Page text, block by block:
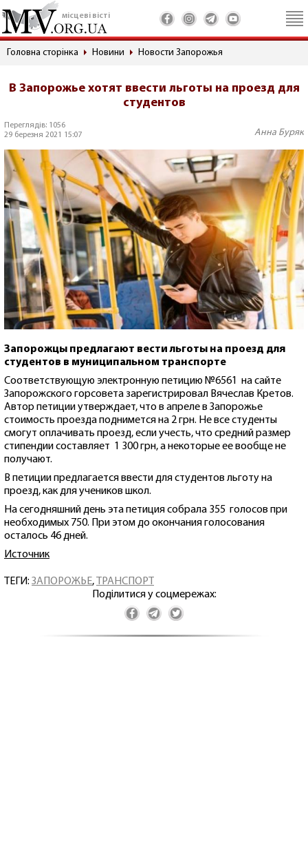
місцеві вісті
Головна сторінка Новини Новости Запорожья
В Запорожье хотят ввести льготы на проезд для
студентов
Переглядів: 1056
29 березня 2021 15:07
Анна Буряк
Запорожцы предлагают вести льготы на проезд для
студентов в муниципальном транспорте
Соответствующую электронную петицию №6561 на сайте
Запорожского горсовета зарегистрировал Вячеслав Кретов.
Автор петиции утверждает, что в апреле в Запорожье
стоимость проезда поднимется на 2 грн. Не все студенты
смогут оплачивать проезд, если учесть, что средний размер
стипендии составляет 1 300 грн, а некоторые ее вообще не
получают.
В петиции предлагается ввести для студентов льготу на
проезд, как для учеников школ.
На сегодняшний день эта петиция собрала 355 голосов при
необходимых 750. При этом до окончания голосования
осталось 46 дней.
Источник
ТЕГИ: ЗАПОРОЖЬЕ,
ТРАНСПОРТ
Поділитися у соцмережах: